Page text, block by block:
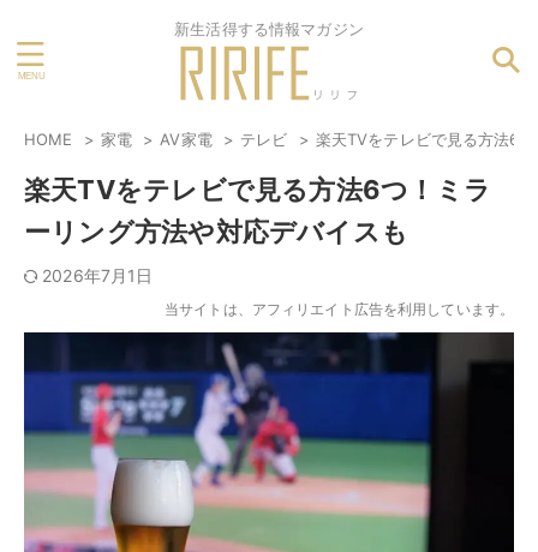
新生活得する情報マガジン
HOME 家電 AV家電 テレビ 楽天TVをテレビで見る方法6
楽天TVをテレビで見る方法6つ！ミラ
ーリング方法や対応デバイスも
2026年7月1日
当サイトは、アフィリエイト広告を利用しています。